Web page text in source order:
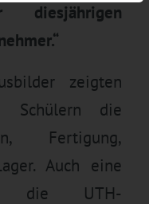
zeigten
Schülern die
Fertigung,
Auch eine
die UTH-